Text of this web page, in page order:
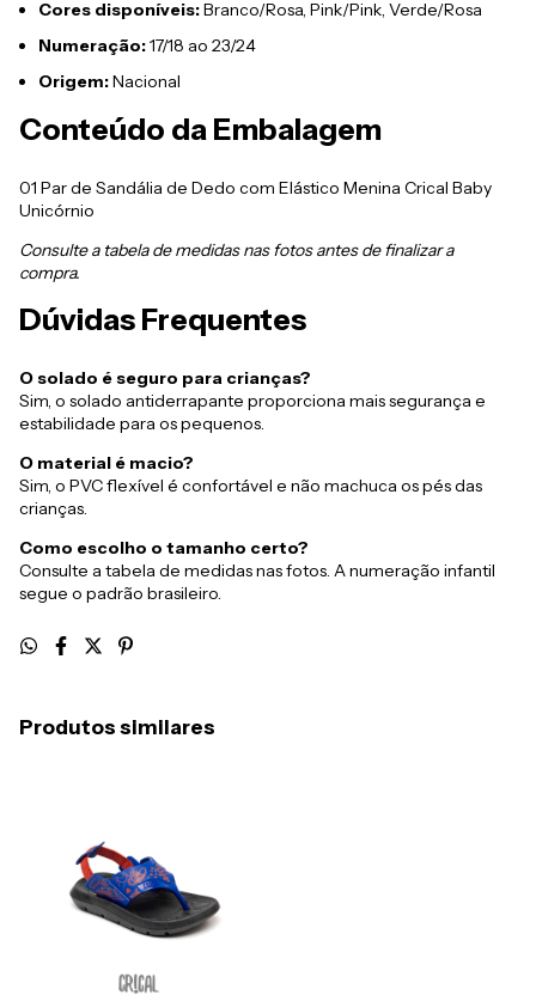
Cores disponíveis:Branco/Rosa, Pink/Pink, Verde/Rosa
Numeração:17/18 ao 23/24
Origem:Nacional
Conteúdo da Embalagem
01 Par de Sandália de Dedo com Elástico Menina Crical Baby
Unicórnio
Consulte a tabela de medidas nas fotos antes de finalizar a
compra.
Dúvidas Frequentes
O solado é seguro para crianças?
Sim, o solado antiderrapante proporciona mais segurança e
estabilidade para os pequenos.
O material é macio?
Sim, o PVC flexível é confortável e não machuca os pés das
crianças.
Como escolho o tamanho certo?
Consulte a tabela de medidas nas fotos. A numeração infantil
segue o padrão brasileiro.
Produtos similares